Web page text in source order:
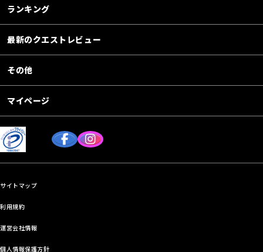
ランキング
最新のクエストレビュー
その他
マイページ
サイトマップ
利用規約
運営会社情報
個人情報保護方針